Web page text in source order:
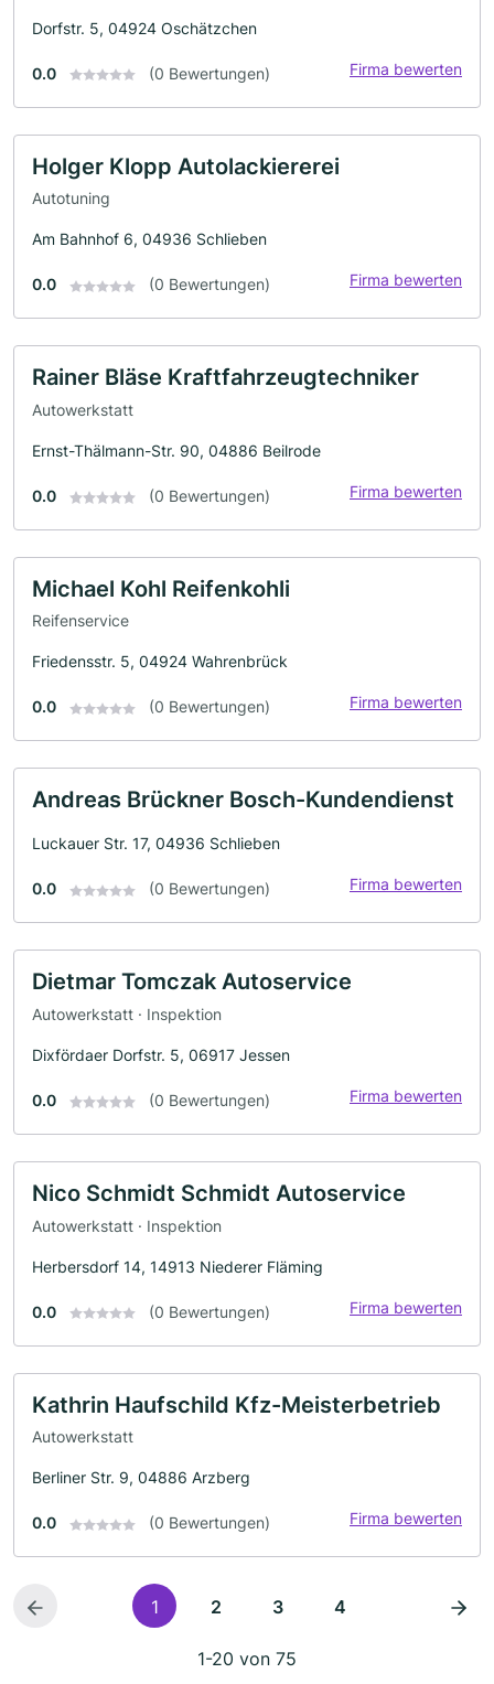
Dorfstr. 5, 04924 Oschätzchen
0.0 (0 Bewertungen) Firma bewerten
Holger Klopp Autolackiererei
Autotuning
Am Bahnhof 6, 04936 Schlieben
0.0 (0 Bewertungen) Firma bewerten
Rainer Bläse Kraftfahrzeugtechniker
Autowerkstatt
Ernst-Thälmann-Str. 90, 04886 Beilrode
0.0 (0 Bewertungen) Firma bewerten
Michael Kohl Reifenkohli
Reifenservice
Friedensstr. 5, 04924 Wahrenbrück
0.0 (0 Bewertungen) Firma bewerten
Andreas Brückner Bosch-Kundendienst
Luckauer Str. 17, 04936 Schlieben
0.0 (0 Bewertungen) Firma bewerten
Dietmar Tomczak Autoservice
Autowerkstatt · Inspektion
Dixfördaer Dorfstr. 5, 06917 Jessen
0.0 (0 Bewertungen) Firma bewerten
Nico Schmidt Schmidt Autoservice
Autowerkstatt · Inspektion
Herbersdorf 14, 14913 Niederer Fläming
0.0 (0 Bewertungen) Firma bewerten
Kathrin Haufschild Kfz-Meisterbetrieb
Autowerkstatt
Berliner Str. 9, 04886 Arzberg
0.0 (0 Bewertungen) Firma bewerten
1 2 3 4
1-20 von 75